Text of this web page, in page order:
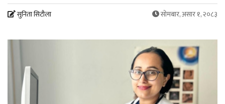
सुनिता सिटौला सोमबार, असार १, २०८३